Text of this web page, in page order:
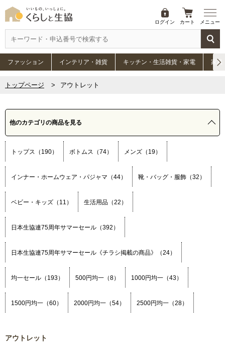
ログイン カート メニュー
ファッション インテリア・雑貨 キッチン・生活雑貨・家電 家具
トップページ アウトレット
他のカテゴリの商品を見る
トップス（190） ボトムス（74） メンズ（19）
インナー・ホームウェア・パジャマ（44） 靴・バッグ・服飾（32）
ベビー・キッズ（11） 生活用品（22）
日本生協連75周年サマーセール（392）
日本生協連75周年サマーセール《チラシ掲載の商品》（24）
均一セール（193） 500円均一（8） 1000円均一（43）
1500円均一（60） 2000円均一（54） 2500円均一（28）
アウトレット